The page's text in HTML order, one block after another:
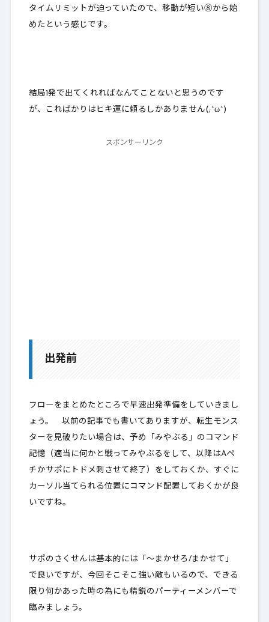
タイムリミットが迫っていたので、移動が短い⑧から始
めたという感じです。
結局1発で出てくれればなんてことないと思うのです
が、こればかりはヒキ運に頼るしかありません(;^ω^)
スポンサーリンク
出発前
フローをまとめたところで早速出発準備をしていきまし
ょう。 以前の記事でも書いてありますが、転生モンス
ターを見破りたい場合は、予め「みやぶる」のコマンド
記憶（適当に何かと戦ってみやぶるをして、以降はAペ
チかサポにトドメ刺させて終了）をしておくか、すぐに
カーソル当てられる位置にコマンド配置しておくかが良
いですね。
サポのさくせんは基本的には「～まかせろ/まかせて」
で良いですが、今回そこそこ強い敵もいるので、できる
限り何かあった時の為にも精鋭のパーティーメンバーで
臨みましょう。